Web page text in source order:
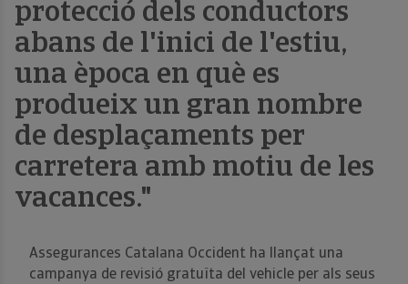
protecció dels conductors
abans de l'inici de l'estiu,
una època en què es
produeix un gran nombre
de desplaçaments per
carretera amb motiu de les
vacances."
Assegurances Catalana Occident ha llançat una
campanya de revisió gratuïta del vehicle per als seus